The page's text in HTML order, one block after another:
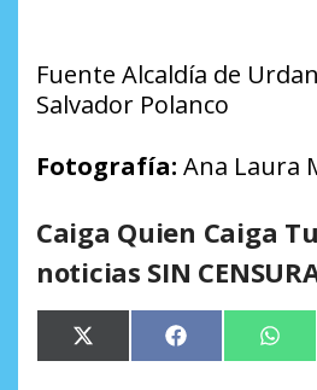
Fuente Alcaldía de
Salvador Polanco
Fotografía: Ana Laura
Caiga Quien Caiga
noticias SIN
Compartir
en
X
(Twitter)
Compartir
en
Facebook
en